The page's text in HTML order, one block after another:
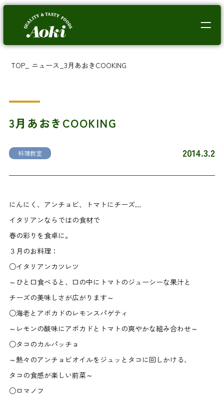
TOP ニュース _3月あおきCOOKING
3月あおきCOOKING
料理教室 2014.3.2
にんにく、アンチョビ、トマトにチーズ…
イタリアンならではの食材で
春の彩りを食卓に。
３月のお料理：
○イタリアンカツレツ
～ひと口食べると、口の中にトマトのジューシーな果汁と
チーズの美味しさが広がります～
○海老とアボカドのレモンスパゲティ
～レモンの酸味にアボカドとトマトの爽やかな組み合わせ～
○タコのカルパッチョ
～熱々のアンチョビオイルをジュッとタコに回しかける、
タコの食感が楽しい前菜～
○ロマノフ